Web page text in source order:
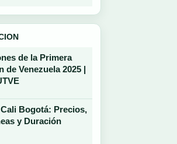
de la Primera
de Venezuela 2025 |
Bogotá: Precios,
y Duración